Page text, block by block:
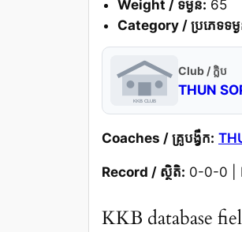
Weight / ទម្ងន់: 65
Category / ប្រភេទទម្
Club / ក្លិប
THUN
Coaches / គ្រូបង្វឹក:
Record / ស្ថិតិ: 0-0-0 |
KKB database